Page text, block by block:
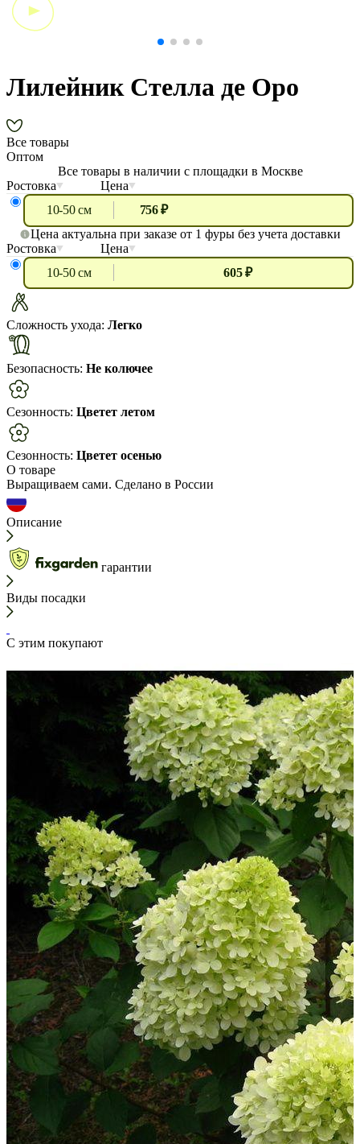
Лилейник Стелла де Оро
Все товары
Оптом
Все товары в наличии с площадки в Москве
Ростовка
Цена
10-50 см
756 ₽
Цена актуальна при заказе от 1 фуры без учета доставки
Ростовка
Цена
10-50 см
605 ₽
Сложность ухода: Легко
Безопасность: Не колючее
Сезонность: Цветет летом
Сезонность: Цветет осенью
О товаре
Выращиваем сами. Сделано в России
Описание
гарантии
Виды посадки
С этим покупают